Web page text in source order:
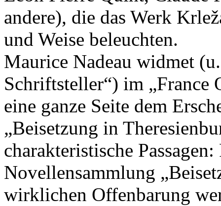
andere), die das Werk
und Weise beleuchten.
Maurice Nadeau widmet
Schriftsteller“) im „France
eine ganze Seite dem
„Beisetzung in
charakteristische
Novellensammlung
wirklichen Offenbarung